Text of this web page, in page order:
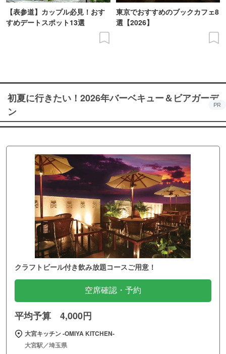
【表参道】カップル必見！おす
すめデートスポット13選
東京でおすすめのブックカフェ8
選【2026】
初夏に行きたい！2026年バーベキュー＆ビアガーデ
ン
PR
クラフトビール付き飲み放題コースご用意！
空席確認・予約
平均予算 4,000円
大宮キッチン ‐OMIYA KITCHEN‐
大宮駅／埼玉県